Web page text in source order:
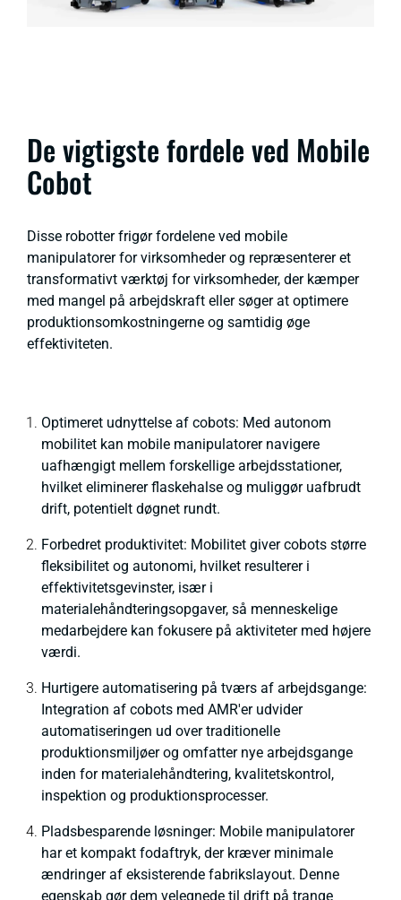
De vigtigste fordele ved Mobile
Cobot
Disse robotter frigør fordelene ved mobile
manipulatorer for virksomheder og repræsenterer et
transformativt værktøj for virksomheder, der kæmper
med mangel på arbejdskraft eller søger at optimere
produktionsomkostningerne og samtidig øge
effektiviteten.
Optimeret udnyttelse af cobots: Med autonom
mobilitet kan mobile manipulatorer navigere
uafhængigt mellem forskellige arbejdsstationer,
hvilket eliminerer flaskehalse og muliggør uafbrudt
drift, potentielt døgnet rundt.
Forbedret produktivitet: Mobilitet giver cobots større
fleksibilitet og autonomi, hvilket resulterer i
effektivitetsgevinster, især i
materialehåndteringsopgaver, så menneskelige
medarbejdere kan fokusere på aktiviteter med højere
værdi.
Hurtigere automatisering på tværs af arbejdsgange:
Integration af cobots med AMR'er udvider
automatiseringen ud over traditionelle
produktionsmiljøer og omfatter nye arbejdsgange
inden for materialehåndtering, kvalitetskontrol,
inspektion og produktionsprocesser.
Pladsbesparende løsninger: Mobile manipulatorer
har et kompakt fodaftryk, der kræver minimale
ændringer af eksisterende fabrikslayout. Denne
egenskab gør dem velegnede til drift på trange